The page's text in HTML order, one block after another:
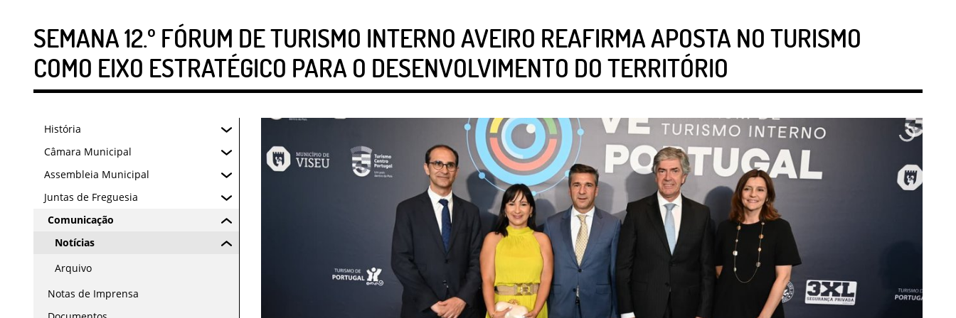
SEMANA 12.º FÓRUM DE TURISMO INTERNO AVEIRO REAFIRMA APOSTA NO TURISMO
COMO EIXO ESTRATÉGICO PARA O DESENVOLVIMENTO DO TERRITÓRIO
História
Câmara Municipal
Assembleia Municipal
Juntas de Freguesia
Comunicação
Notícias
Arquivo
Notas de Imprensa